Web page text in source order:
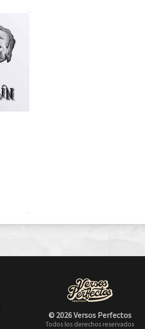
© 2026 Versos Perfectos
Todos los derechos reservados